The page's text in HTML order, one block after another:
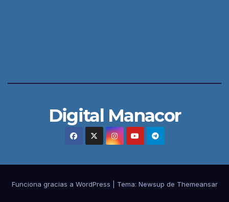
Digital Manacor
Funciona gracias a WordPress Tema: Newsup de Themeansar